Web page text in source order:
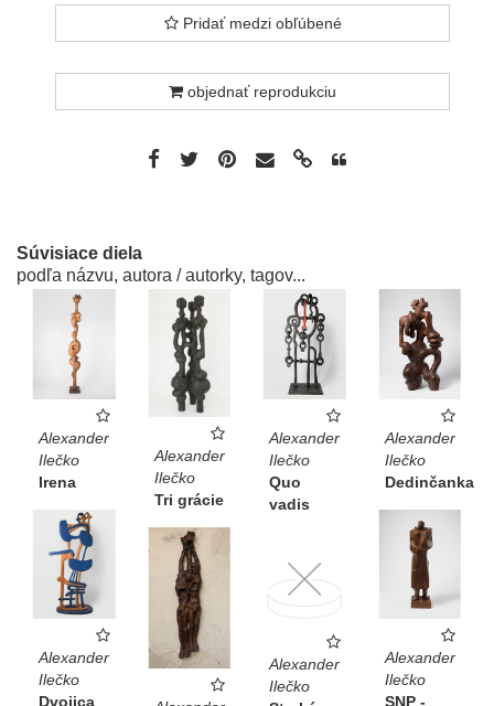
Pridať medzi obľúbené
objednať reprodukciu
Súvisiace diela
podľa názvu, autora / autorky, tagov...
Alexander
Ilečko
Irena
Alexander
Ilečko
Tri grácie
Alexander
Ilečko
Quo
vadis
Alexander
Ilečko
Dedinčanka
Alexander
Ilečko
Dvojica
Alexander
Ilečko
SNP -
Alexander
Ilečko